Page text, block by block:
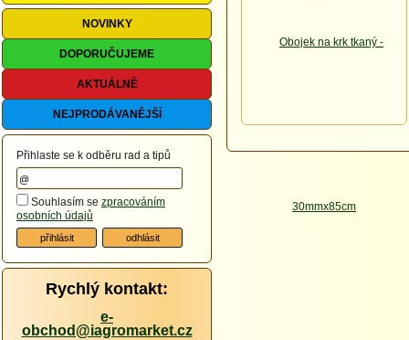
NOVINKY
DOPORUČUJEME
AKTUÁLNĚ
NEJPRODÁVANĚJŠÍ
Přihlaste se k odběru rad a tipů
Souhlasím se zpracováním
osobních údajů
Rychlý kontakt:
e-
obchod@iagromarket.cz